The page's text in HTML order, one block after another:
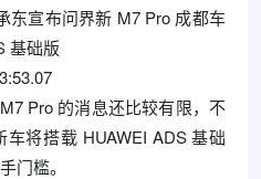
东宣布问界新 M7 Pro 成都车
基础版
Pro 的消息还比较有限，不
将搭载 HUAWEI ADS 基础
门槛。